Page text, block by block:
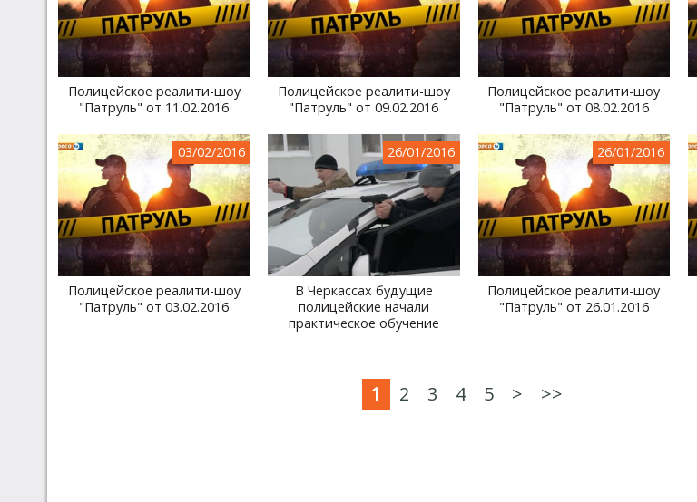
Полицейское реалити-шоу
"Патруль" от 11.02.2016
Полицейское реалити-шоу
"Патруль" от 09.02.2016
Полицейское реалити-шоу
"Патруль" от 08.02.2016
03/02/2016
Полицейское реалити-шоу
"Патруль" от 03.02.2016
26/01/2016
В Черкассах будущие
полицейские начали
практическое обучение
26/01/2016
Полицейское реалити-шоу
"Патруль" от 26.01.2016
1 2 3 4 5 > >>